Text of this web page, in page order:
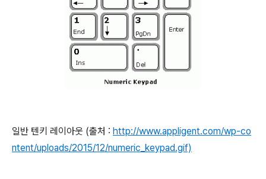
일반 텐키 레이아웃 (출처 : http://www.appligent.com/wp-co
ntent/uploads/2015/12/numeric_keypad.gif)